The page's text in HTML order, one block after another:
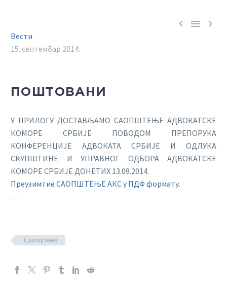
  
Вести
15. септембар 2014.
ПОШТОВАНИ
У ПРИЛОГУ ДОСТАВЉАМО САОПШТЕЊЕ АДВОКАТСКЕ
КОМОРЕ СРБИЈЕ ПОВОДОМ ПРЕПОРУКА
КОНФЕРЕНЦИЈЕ АДВОКАТА СРБИЈЕ И ОДЛУКА
СКУПШТИНЕ И УПРАВНОГ ОДБОРА АДВОКАТСКЕ
КОМОРЕ СРБИЈЕ ДОНЕТИХ 13.09.2014.
Преузимтие САОПШТЕЊЕ АКС у ПДФ формату.
…
Саопштење